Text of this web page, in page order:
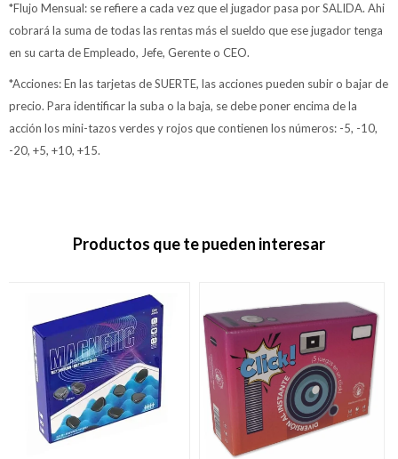
*Flujo Mensual: se refiere a cada vez que el jugador pasa por SALIDA. Ahi
cobrará la suma de todas las rentas más el sueldo que ese jugador tenga
en su carta de Empleado, Jefe, Gerente o CEO.
*Acciones: En las tarjetas de SUERTE, las acciones pueden subir o bajar de
precio. Para identificar la suba o la baja, se debe poner encima de la
acción los mini-tazos verdes y rojos que contienen los números: -5, -10,
-20, +5, +10, +15.
Productos que te pueden interesar